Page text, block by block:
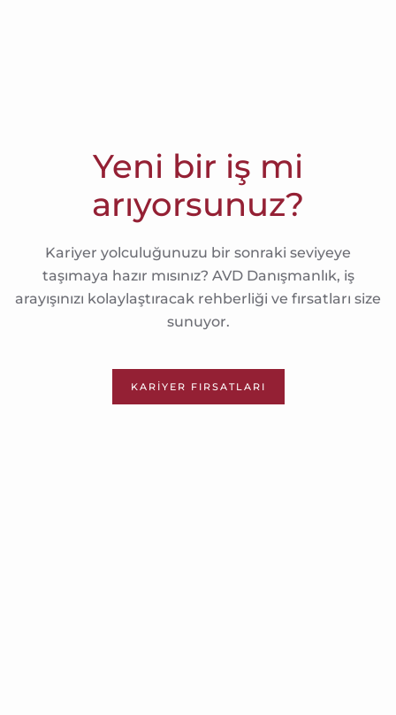
Yeni bir iş mi
arıyorsunuz?
Kariyer yolculuğunuzu bir sonraki seviyeye
taşımaya hazır mısınız? AVD Danışmanlık, iş
arayışınızı kolaylaştıracak rehberliği ve fırsatları size
sunuyor.
KARIYER FIRSATLARI